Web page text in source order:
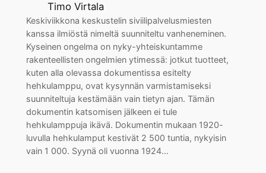
Timo Virtala
Keskiviikkona keskustelin siviilipalvelusmiesten
kanssa ilmiöstä nimeltä suunniteltu vanheneminen.
Kyseinen ongelma on nyky-yhteiskuntamme
rakenteellisten ongelmien ytimessä: jotkut tuotteet,
kuten alla olevassa dokumentissa esitelty
hehkulamppu, ovat kysynnän varmistamiseksi
suunniteltuja kestämään vain tietyn ajan. Tämän
dokumentin katsomisen jälkeen ei tule
hehkulamppuja ikävä. Dokumentin mukaan 1920-
luvulla hehkulamput kestivät 2 500 tuntia, nykyisin
vain 1 000. Syynä oli vuonna 1924…